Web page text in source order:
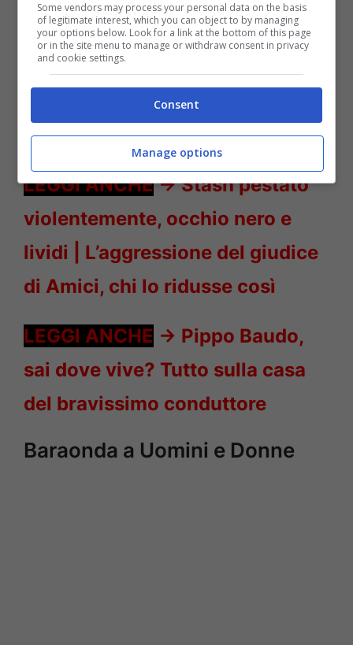
Uomini e Donne scontro Gianni Sperti – Solonotizie24
LEGGI ANCHE->Stash pestato
violentemente, occhio nero e
lividi | L’aggressione del giudice
di Amici, chi lo ridusse così
LEGGI ANCHE -> Pippo Baudo,
sai dove vive? Tutto sulla casa
del bravissimo conduttore
Baraonda a Uomini e Donne
Some vendors may process your personal data on the basis
of legitimate interest, which you can object to by managing
your options below. Look for a link at the bottom of this page
or in the site menu to manage or withdraw consent in privacy
and cookie settings.
Consent
Manage options